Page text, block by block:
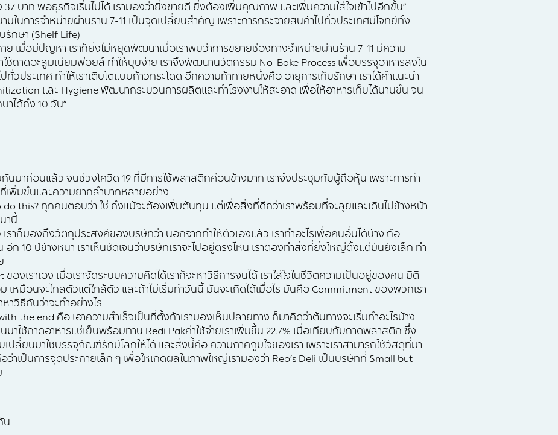
37 บาท พอธุรกิจเริ่มไปได้ เรามองว่ายิ่งขายดี ยิ่งต้องเพิ่มคุณภาพ และเพิ่มความใส่ใจเข้าไปอีกขั้น”
ในการจำหน่ายผ่านร้าน 7-11 เป็นจุดเปลี่ยนสำคัญ เพราะการกระจายสินค้าไปทั่วประเทศมีโจทย์ทั้ง
รักษา (Shelf Life)
าย เมื่อมีปัญหา เราก็ยิ่งไม่หยุดพัฒนาเมื่อเราพบว่าการขยายช่องทางจำหน่ายผ่านร้าน 7-11 มีความ
ใช้ถาดอะลูมิเนียมฟอยล์ ทำให้บุบง่าย เราจึงพัฒนานวัตกรรม No-Bake Process เพื่อบรรจุอาหารลงใน
วประเทศ ทำให้เราเติบโตแบบก้าวกระโดด อีกความท้าทายหนึ่งคือ อายุการเก็บรักษา เราได้คำแนะนำ
และ Hygiene พัฒนากระบวนการผลิตและทำโรงงานให้สะอาด เพื่อให้อาหารเก็บได้นานขึ้น จน
าได้ถึง 10 วัน”
นมาก่อนแล้ว จนช่วงโควิด 19 ที่มีการใช้พลาสติกค่อนข้างมาก เราจึงประชุมกับผู้ถือหุ้น เพราะการทำ
พิ่มขึ้นและความยากลำบากหลายอย่าง
do this? ทุกคนตอบว่า ใช่ ถึงแม้จะต้องเพิ่มต้นทุน แต่เพื่อสิ่งที่ดีกว่าเราพร้อมที่จะลุยและเดินไปข้างหน้า
านี้
เราก็มองถึงวัตถุประสงค์ของบริษัทว่า นอกจากทำให้ตัวเองแล้ว เราทำอะไรเพื่อคนอื่นได้บ้าง ถือ
ก 10 ปีข้างหน้า เราเห็นชัดเจนว่าบริษัทเราจะไปอยู่ตรงไหน เราต้องทำสิ่งที่ยิ่งใหญ่ตั้งแต่มันยังเล็ก ทำ
องเราเอง เมื่อเราจัดระบบความคิดได้เราก็จะหาวิธีการจนได้ เราใส่ใจในชีวิตความเป็นอยู่ของคน มิติ
หมือนจะไกลตัวแต่ใกล้ตัว และถ้าไม่เริ่มทำวันนี้ มันจะเกิดได้เมื่อไร มันคือ Commitment ของพวกเรา
าวิธีกันว่าจะทำอย่างไร
the end คือ เอาความสำเร็จเป็นที่ตั้งถ้าเรามองเห็นปลายทาง ก็มาคิดว่าต้นทางจะเริ่มทำอะไรบ้าง
มาใช้ถาดอาหารแช่เย็นพร้อมทาน Redi Pakค่าใช้จ่ายเราเพิ่มขึ้น 22.7% เมื่อเทียบกับถาดพลาสติก ซึ่ง
ปลี่ยนมาใช้บรรจุภัณฑ์รักษ์โลกให้ได้ และสิ่งนี้คือ ความภาคภูมิใจของเรา เพราะเราสามารถใช้วัสดุที่มา
าเป็นการจุดประกายเล็ก ๆ เพื่อให้เกิดผลในภาพใหญ่เรามองว่า Reo’s Deli เป็นบริษัทที่ Small but
น